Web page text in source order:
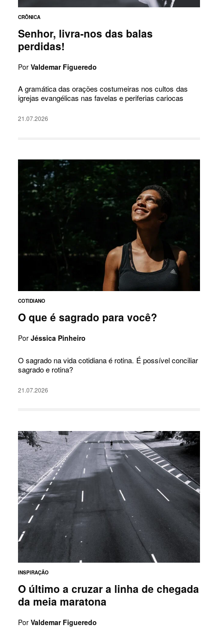
CRÔNICA
Senhor, livra-nos das balas
perdidas!
PorValdemar Figueredo
A gramática das orações costumeiras nos cultos das
igrejas evangélicas nas favelas e periferias cariocas
21.07.2026
COTIDIANO
O que é sagrado para você?
PorJéssica Pinheiro
O sagrado na vida cotidiana é rotina. É possível conciliar
sagrado e rotina?
21.07.2026
INSPIRAÇÃO
O último a cruzar a linha de chegada
da meia maratona
PorValdemar Figueredo